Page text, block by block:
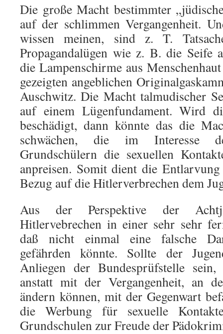
Die große Macht bestimmter
auf der schlimmen Vergangenheit.
wissen meinen, sind z. T.
Propagandalügen wie z. B. die Seife
die Lampenschirme aus
gezeigten angeblichen
Auschwitz. Die Macht talmudischer
auf einem Lügenfundament. Wird
beschädigt, dann könnte das die
schwächen, die im Interesse
Grundschülern die sexuellen
anpreisen. Somit dient die
Bezug auf die Hitlerverbrechen dem
Aus der Perspektive der
Hitlervebrechen in einer sehr sehr
daß nicht einmal eine falsche
gefährden könnte. Sollte der
Anliegen der Bundesprüfstelle
anstatt mit der Vergangenheit, an
ändern können, mit der Gegenwart
die Werbung für sexuelle
Grundschulen zur Freude der